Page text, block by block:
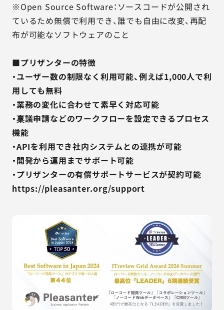
※Open Source Software：ソースコードが公開され
ているため無償で利用でき、誰でも自由に改変、再配
布が可能なソフトウェアのこと
■プリザンターの特徴
・ユーザー数の制限なく利用可能、例えば1,000人で利
用しても無料
・業務の変化に合わせて素早く対応可能
・稟議申請などのワークフローを設定できるプロセス
機能
・APIを利用でき社内システムとの連携が可能
・開発から運用までサポート可能
・プリザンターの有償サポートサービスが契約可能
https://pleasanter.org/support